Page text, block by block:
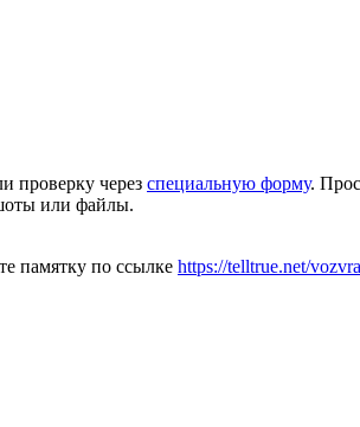
проверку через специальную форму.
или файлы.
памятку по ссылке https://telltrue.net/